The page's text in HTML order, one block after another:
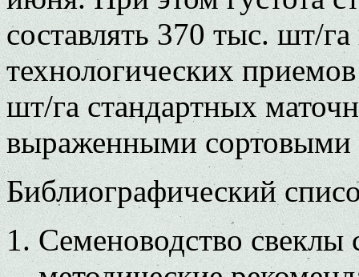
составлять 370 тыс. шт/
технологических
шт/га стандартных
выраженными сортовыми
Библиографический
Семеноводство свеклы